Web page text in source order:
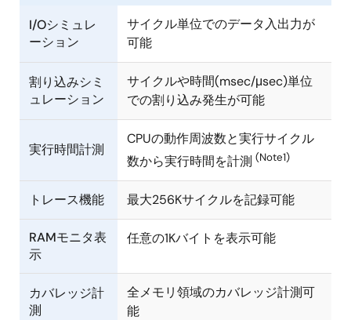
I/Oシミュレ
ーション
サイクル単位でのデータ入出力が
可能
割り込みシミ
ュレーション
サイクルや時間(msec/μsec)単位
での割り込み発生が可能
実行時間計測
CPUの動作周波数と実行サイクル
数から実行時間を計測 (Note1)
トレース機能 最大256Kサイクルを記録可能
RAMモニタ表
示
任意の1Kバイトを表示可能
カバレッジ計
測
全メモリ領域のカバレッジ計測可
能